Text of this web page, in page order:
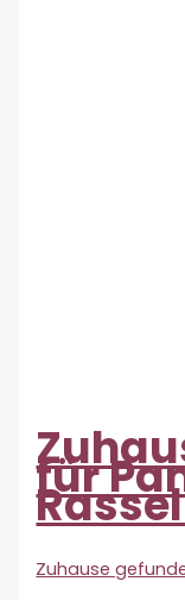
für
Zuhause